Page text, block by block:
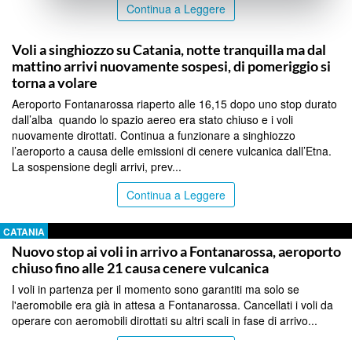
Continua a Leggere
Voli a singhiozzo su Catania, notte tranquilla ma dal
mattino arrivi nuovamente sospesi, di pomeriggio si
torna a volare
Aeroporto Fontanarossa riaperto alle 16,15 dopo uno stop durato
dall’alba quando lo spazio aereo era stato chiuso e i voli
nuovamente dirottati. Continua a funzionare a singhiozzo
l’aeroporto a causa delle emissioni di cenere vulcanica dall’Etna.
La sospensione degli arrivi, prev...
Continua a Leggere
CATANIA
Nuovo stop ai voli in arrivo a Fontanarossa, aeroporto
chiuso fino alle 21 causa cenere vulcanica
I voli in partenza per il momento sono garantiti ma solo se
l'aeromobile era già in attesa a Fontanarossa. Cancellati i voli da
operare con aeromobili dirottati su altri scali in fase di arrivo...